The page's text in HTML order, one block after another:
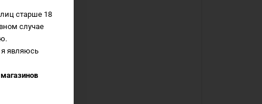
старше 18
случае
я являюсь